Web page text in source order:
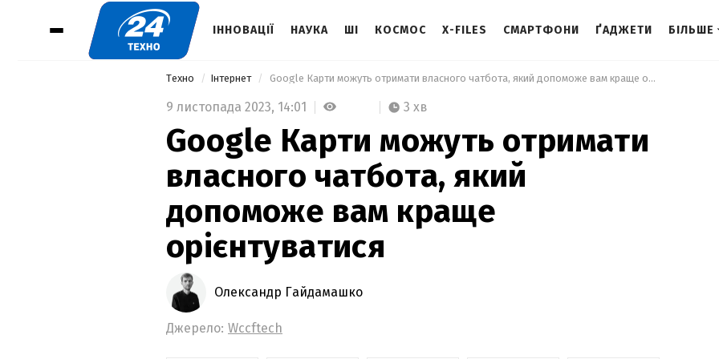
ІННОВАЦІЇ НАУКА ШІ КОСМОС X-FILES СМАРТФОНИ ҐАДЖЕТИ БІЛЬШЕ
Техно Інтернет Google Карти можуть отримати власного чатбота, який допоможе вам краще орієнтуватися
9 листопада 2023, 14:01 3 хв
Google Карти можуть отримати
власного чатбота, який
допоможе вам краще
орієнтуватися
Олександр Гайдамашко
Джерело: Wccftech